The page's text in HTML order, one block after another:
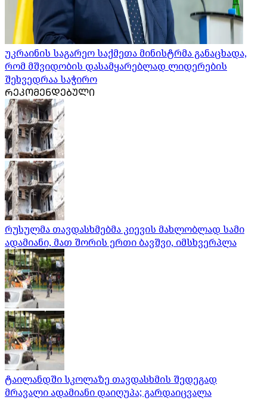
უკრაინის საგარეო საქმეთა მინისტრმა განაცხადა,
რომ მშვიდობის დასამყარებლად ლიდერების
შეხვედრაა საჭირო
ᲠᲔᲙᲝᲛᲔᲜᲓᲔᲑᲣᲚᲘ
რუსულმა თავდასხმებმა კიევის მახლობლად სამი
ადამიანი, მათ შორის ერთი ბავშვი, იმსხვერპლა
ტაილანდში სკოლაზე თავდასხმის შედეგად
მრავალი ადამიანი დაიღუპა; გარდაიცვალა